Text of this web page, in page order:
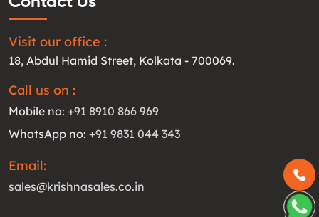
Visit our office :
18, Abdul Hamid Street, Kolkata - 700069.
Call us on :
Mobile no: +91 8910 866 969
WhatsApp no: +91 9831 044 343
Email:
sales@krishnasales.co.in